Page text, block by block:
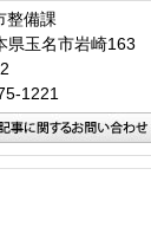
整備課
県玉名市岩崎163
1221